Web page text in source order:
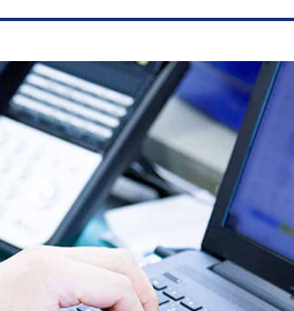
場合（軽トラック
職種・
1tバン型車